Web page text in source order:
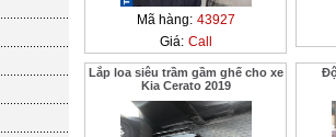
Mã hàng: 43927
Giá: Call
Lắp loa siêu trầm gầm ghế cho xe
Kia Cerato 2019